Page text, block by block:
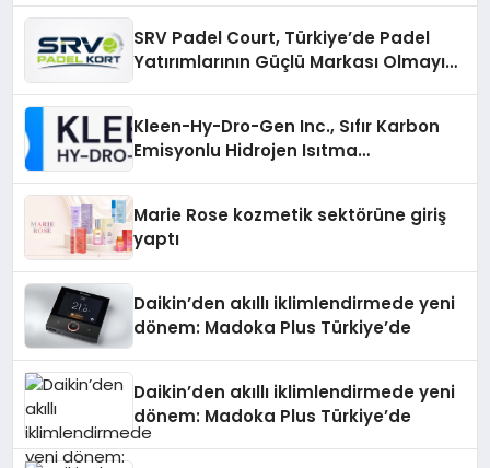
SRV Padel Court, Türkiye’de Padel
Yatırımlarının Güçlü Markası Olmayı
Kleen-Hy-Dro-Gen Inc., Sıfır Karbon
Emisyonlu Hidrojen Isıtma
Marie Rose kozmetik sektörüne giriş
yaptı
Daikin’den akıllı iklimlendirmede yeni
dönem: Madoka Plus Türkiye’de
Daikin’den akıllı iklimlendirmede yeni
dönem: Madoka Plus Türkiye’de